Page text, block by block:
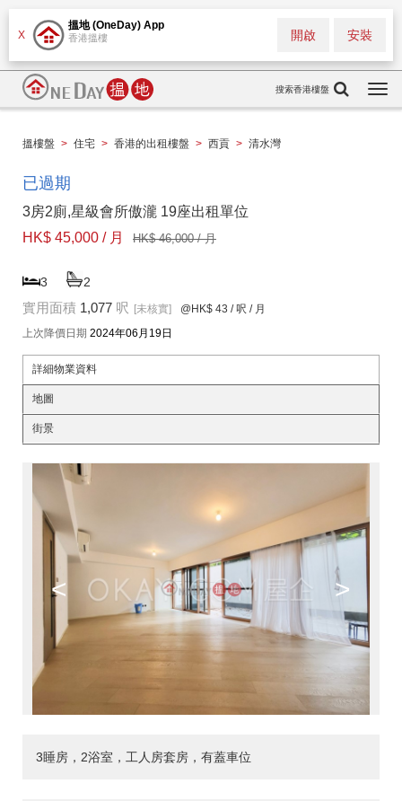
X
搵地 (OneDay) App
香港搵樓 安裝
開啟
搜索香港樓盤
搵樓盤 > 住宅 > 香港的出租樓盤 > 西貢 > 清水灣
已過期
3房2廁,星級會所傲瀧 19座出租單位
HK$ 45,000 / 月
HK$ 46,000 / 月
3 2
實用面積 1,077 呎 [未核實] @HK$ 43 / 呎 / 月
上次降價日期 2024年06月19日
詳細物業資料
地圖
街景
< >
3睡房，2浴室，工人房套房，有蓋車位